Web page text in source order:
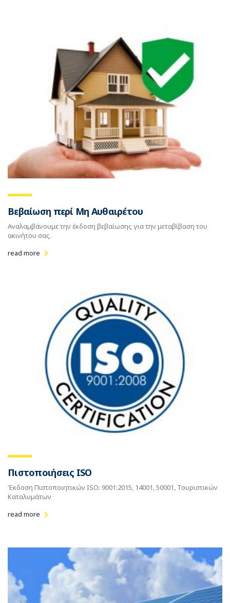
Βεβαίωση περί Μη Αυθαιρέτου
Αναλαμβάνουμε την έκδοση βεβαίωσης για την μεταβίβαση του
ακινήτου σας.
read more
Πιστοποιήσεις ISO
Έκδοση Πιστοποιητικών ISO: 9001:2015, 14001, 50001, Τουριστικών
Καταλυμάτων
read more